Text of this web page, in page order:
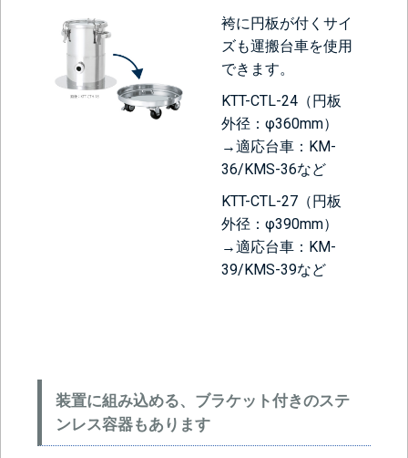
袴に円板が付くサイ
ズも運搬台車を使用
できます。
KTT-CTL-24（円板
外径：φ360mm）
→適応台車：KM-
36/KMS-36など
KTT-CTL-27（円板
外径：φ390mm）
→適応台車：KM-
39/KMS-39など
装置に組み込める、ブラケット付きのステ
ンレス容器もあります